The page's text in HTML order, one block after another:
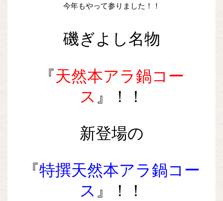
今年もやって参りました！！
磯ぎよし名物
『天然本アラ鍋コー
ス 』！！
新登場の
『特撰天然本アラ鍋コー
ス 』！！